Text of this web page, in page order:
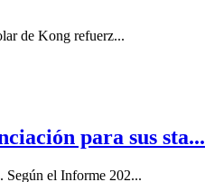
de Kong refuerz...
para sus sta...
Según el Informe 202...